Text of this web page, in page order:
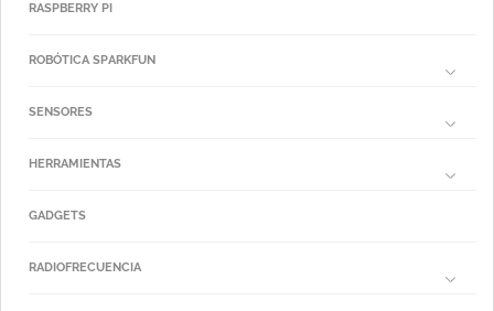
RASPBERRY PI
ROBÓTICA SPARKFUN
SENSORES
HERRAMIENTAS
GADGETS
RADIOFRECUENCIA